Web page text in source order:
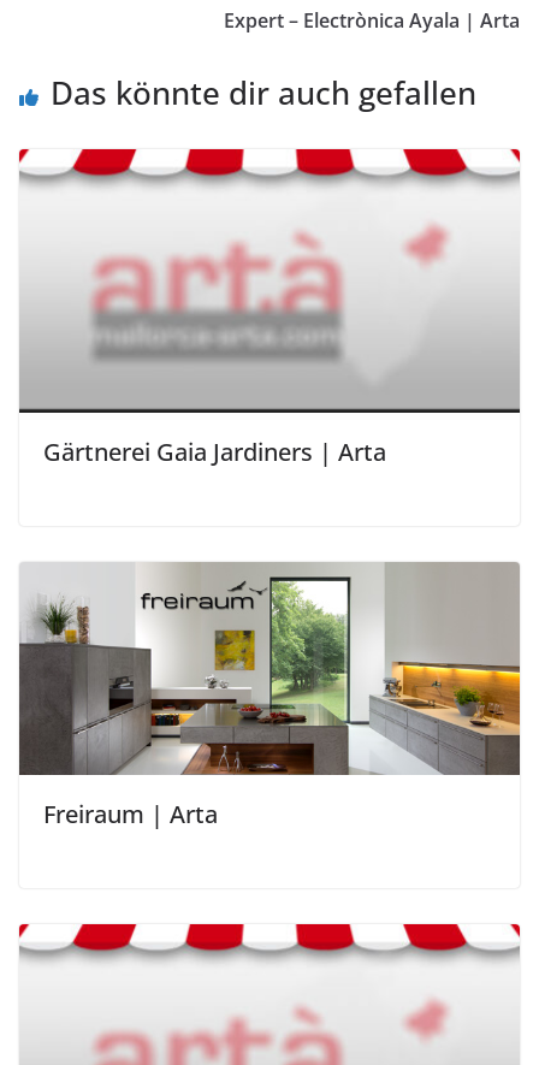
Expert – Electrònica Ayala | Arta
Das könnte dir auch gefallen
Gärtnerei Gaia Jardiners | Arta
Freiraum | Arta